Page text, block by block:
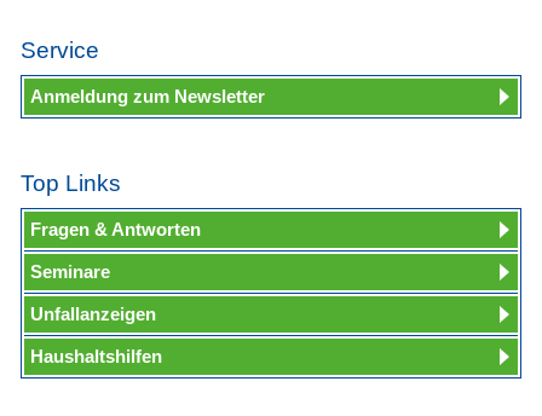
Service
Anmeldung zum Newsletter
Top Links
Fragen & Antworten
Seminare
Unfallanzeigen
Haushaltshilfen